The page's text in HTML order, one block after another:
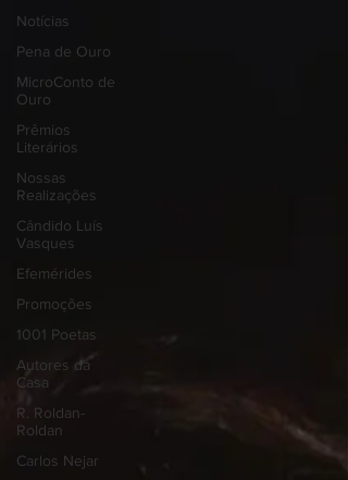
Notícias
Pena de Ouro
MicroConto de
Ouro
Prêmios
Literários
Nossas
Realizações
Cândido Luís
Vasques
Efemérides
Promoções
1001 Poetas
Autores da
Casa
R. Roldan-
Roldan
Carlos Nejar